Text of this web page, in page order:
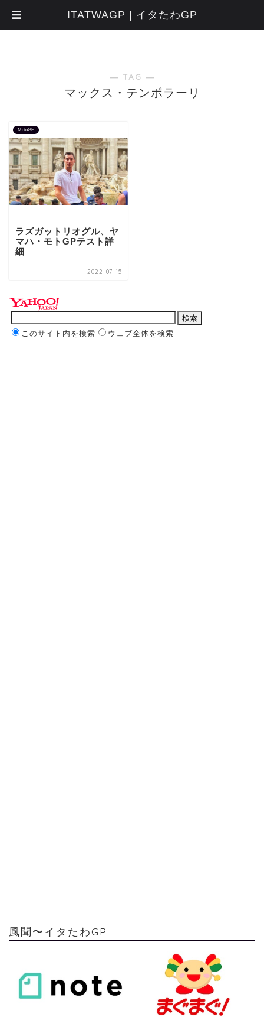
― TAG ―
マックス・テンポラーリ
MotoGP
ラズガットリオグル、ヤ
マハ・モトGPテスト詳
細
2022-07-15
このサイト内を検索 ウェブ全体を検索
風聞〜イタたわGP
ITATWAGP | イタたわGP